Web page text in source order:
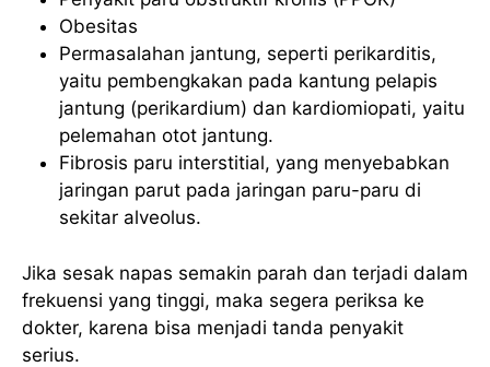
Obesitas
Permasalahan jantung, seperti perikarditis,
yaitu pembengkakan pada kantung pelapis
jantung (perikardium) dan kardiomiopati, yaitu
pelemahan otot jantung.
Fibrosis paru interstitial, yang menyebabkan
jaringan parut pada jaringan paru-paru di
sekitar alveolus.
Jika sesak napas semakin parah dan terjadi dalam
frekuensi yang tinggi, maka segera periksa ke
dokter, karena bisa menjadi tanda penyakit
serius.